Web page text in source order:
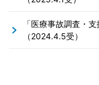
「医療事故調査・
（2024.4.5受）